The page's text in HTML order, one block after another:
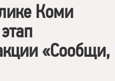
Коми
«Сообщи,